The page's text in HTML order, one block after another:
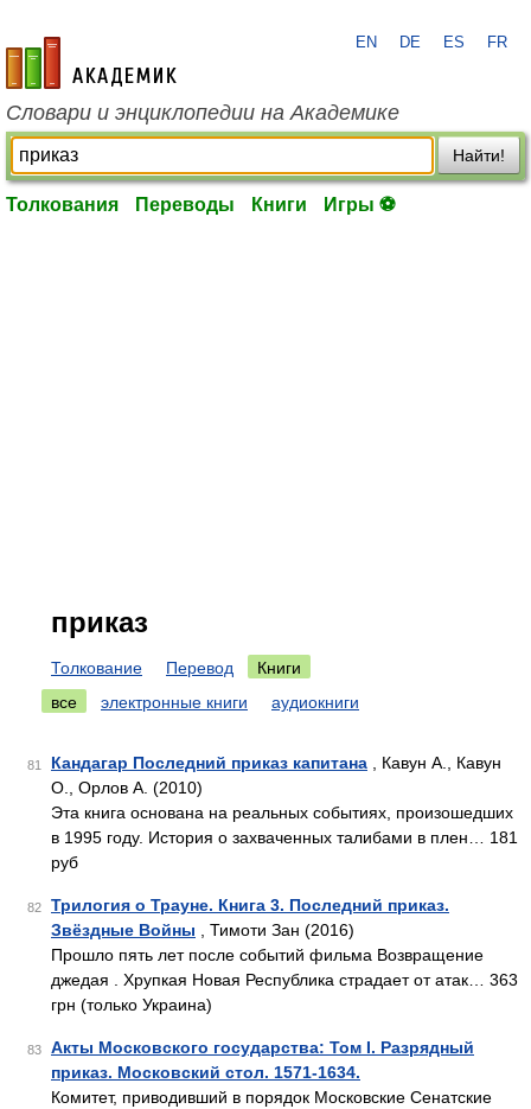
academic.ru
EN DE ES FR
Словари и энциклопедии на Академике
Найти!
Толкования Переводы Книги Игры ⚽
приказ
Толкование Перевод
Книги
все
электронные книги аудиокниги
81 Кандагар Последний приказ капитана , Кавун А., Кавун
О., Орлов А. (2010)
Эта книга основана на реальных событиях, произошедших
в 1995 году. История о захваченных талибами в плен… 181
руб
82
Трилогия о Трауне. Книга 3. Последний приказ.
Звёздные Войны , Тимоти Зан (2016)
Прошло пять лет после событий фильма Возвращение
джедая . Хрупкая Новая Республика страдает от атак… 363
грн (только Украина)
83
Акты Московского государства: Том I. Разрядный
приказ. Московский стол. 1571-1634.
Комитет, приводивший в порядок Московские Сенатские